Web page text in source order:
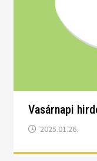
Vasárnapi
2025.01.26.